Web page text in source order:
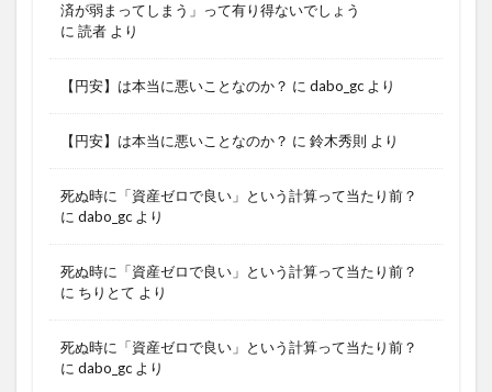
済が弱まってしまう」って有り得ないでしょう
に 読者 より
【円安】は本当に悪いことなのか？ に dabo_gc より
【円安】は本当に悪いことなのか？ に 鈴木秀則 より
死ぬ時に「資産ゼロで良い」という計算って当たり前？
に dabo_gc より
死ぬ時に「資産ゼロで良い」という計算って当たり前？
に ちりとて より
死ぬ時に「資産ゼロで良い」という計算って当たり前？
に dabo_gc より